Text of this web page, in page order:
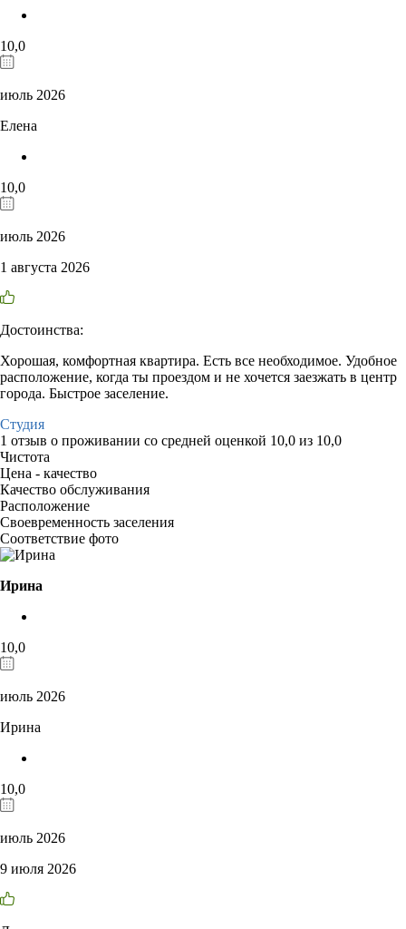
10,0
июль 2026
Елена
10,0
июль 2026
1 августа 2026
Достоинства:
Хорошая, комфортная квартира. Есть все необходимое. Удобное
расположение, когда ты проездом и не хочется заезжать в центр
города. Быстрое заселение.
Студия
1 отзыв о проживании со средней оценкой 10,0 из 10,0
Чистота
Цена - качество
Качество обслуживания
Расположение
Своевременность заселения
Соответствие фото
Ирина
10,0
июль 2026
Ирина
10,0
июль 2026
9 июля 2026